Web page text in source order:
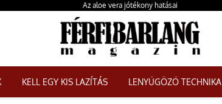
Az aloe vera jótékony hatásai
KELL EGY KIS LAZÍTÁS LENYŰGÖZŐ TECHNIKA